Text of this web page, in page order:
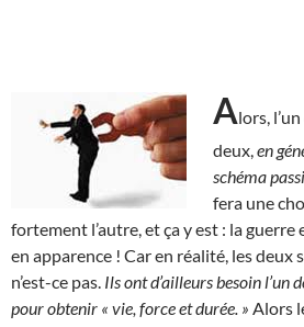
Alors,
deux, en
schéma
fera une
fortement l’autre, et ça y est : la guerre
en apparence ! Car en réalité, les deux
n’est-ce pas. Ils ont d’ailleurs besoin l’un
pour obtenir « vie, force et durée. » Alors